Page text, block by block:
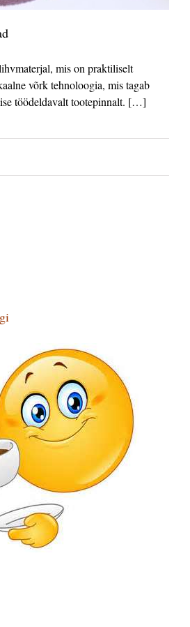
mis on praktiliselt
võrk tehnoloogia, mis tagab
töödeldavalt tootepinnalt. […]